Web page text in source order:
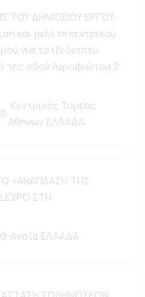
ΤΟΥ ΔΗΜΟΣΙΟΥ ΕΡΓΟΥ:
και μελέτη κεντρικού
για το ιδιόκτητο
της οδού Αγραφιώτου 2
Κεντρικός Τομέας
Αθηνών ΕΛΛΑΔΑ
«ΑΝΑΠΛΑΣΗ ΤΗΣ
ΣΤΗ
Αχαΐα ΕΛΛΑΔΑ